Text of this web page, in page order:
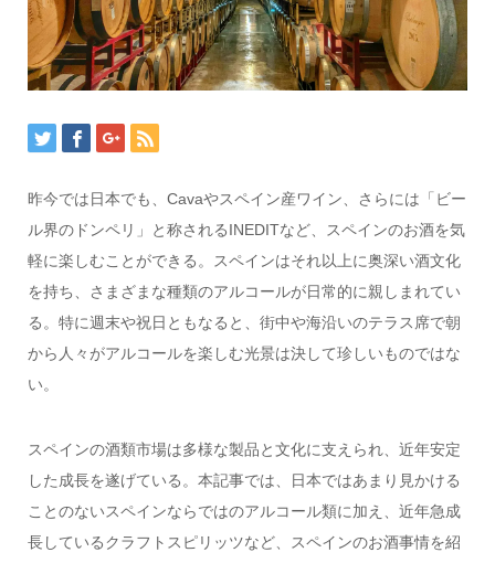
昨今では日本でも、Cavaやスペイン産ワイン、さらには「ビー
ル界のドンペリ」と称されるINEDITなど、スペインのお酒を気
軽に楽しむことができる。スペインはそれ以上に奥深い酒文化
を持ち、さまざまな種類のアルコールが日常的に親しまれてい
る。特に週末や祝日ともなると、街中や海沿いのテラス席で朝
から人々がアルコールを楽しむ光景は決して珍しいものではな
い。
スペインの酒類市場は多様な製品と文化に支えられ、近年安定
した成長を遂げている。本記事では、日本ではあまり見かける
ことのないスペインならではのアルコール類に加え、近年急成
長しているクラフトスピリッツなど、スペインのお酒事情を紹